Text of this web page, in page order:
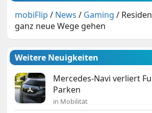
mobiFlip / News / Gaming /
ganz neue Wege gehen
Weitere Neuigkeiten
Mercedes-Navi verliert
Parken
in Mobilität